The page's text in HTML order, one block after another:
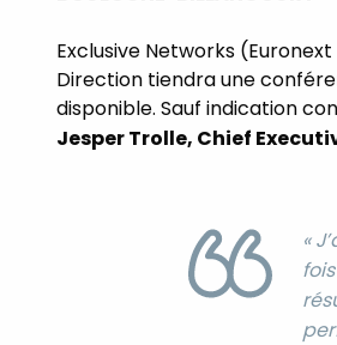
Exclusive Networks
Direction tiendra une
disponible. Sauf indication
Jesper Trolle, Chief
«